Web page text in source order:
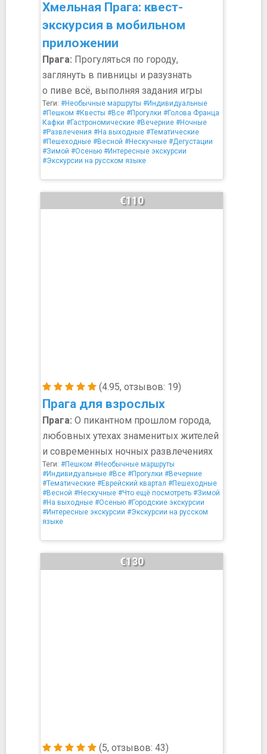
Хмельная Прага: квест-
экскурсия в мобильном
приложении
Прага: Прогуляться по городу,
заглянуть в пивницы и разузнать
о пиве всё, выполняя задания игры
Теги: #Необычные маршруты #Индивидуальные
#Пешком #Квесты #Все #Прогулки #Голова Франца
Кафки #Гастрономические #Вечерние #Ночные
#Развлечения #На выходные #Тематические
#Пешеходные #Весной #Нескучные #Дегустации
#Зимой #Осенью #Интересные экскурсии
#Экскурсии на русском языке
(4.95, отзывов: 19)
Прага для взрослых
€110
Прага: О пикантном прошлом города,
любовных утехах знаменитых жителей
и современных ночных развлечениях
Теги: #Пешком #Необычные маршруты
#Индивидуальные #Все #Прогулки #Вечерние
#Тематические #Еврейский квартал #Пешеходные
#Весной #Нескучные #Что ещё посмотреть #Зимой
#На выходные #Осенью #Городские экскурсии
#Интересные экскурсии #Экскурсии на русском
языке
(5, отзывов: 43)
€130